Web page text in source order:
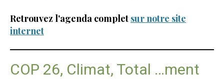
Retrouvez l'agenda complet sur notre site
internet
COP 26, Climat, Total …ment